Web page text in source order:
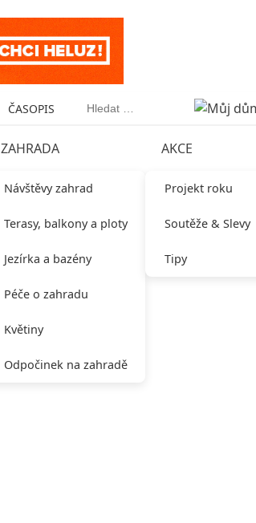
ČASOPIS Vyhledávání
ZAHRADA
Návštěvy zahrad
Terasy, balkony a ploty
Jezírka a bazény
Péče o zahradu
Květiny
Odpočinek na zahradě
AKCE
Projekt roku
Soutěže & Slevy
Tipy